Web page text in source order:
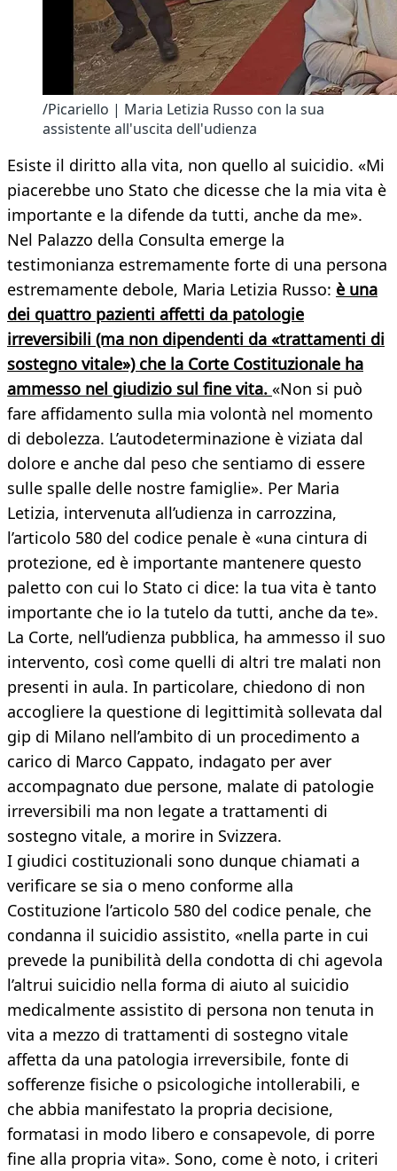
/Picariello | Maria Letizia Russo con la sua
assistente all'uscita dell'udienza
Esiste il diritto alla vita, non quello al suicidio. «Mi
piacerebbe uno Stato che dicesse che la mia vita è
importante e la difende da tutti, anche da me».
Nel Palazzo della Consulta emerge la
testimonianza estremamente forte di una persona
estremamente debole, Maria Letizia Russo: è una
dei quattro pazienti affetti da patologie
irreversibili (ma non dipendenti da «trattamenti di
sostegno vitale») che la Corte Costituzionale ha
ammesso nel giudizio sul fine vita. «Non si può
fare affidamento sulla mia volontà nel momento
di debolezza. L’autodeterminazione è viziata dal
dolore e anche dal peso che sentiamo di essere
sulle spalle delle nostre famiglie». Per Maria
Letizia, intervenuta all’udienza in carrozzina,
l’articolo 580 del codice penale è «una cintura di
protezione, ed è importante mantenere questo
paletto con cui lo Stato ci dice: la tua vita è tanto
importante che io la tutelo da tutti, anche da te».
La Corte, nell’udienza pubblica, ha ammesso il suo
intervento, così come quelli di altri tre malati non
presenti in aula. In particolare, chiedono di non
accogliere la questione di legittimità sollevata dal
gip di Milano nell’ambito di un procedimento a
carico di Marco Cappato, indagato per aver
accompagnato due persone, malate di patologie
irreversibili ma non legate a trattamenti di
sostegno vitale, a morire in Svizzera.
I giudici costituzionali sono dunque chiamati a
verificare se sia o meno conforme alla
Costituzione l’articolo 580 del codice penale, che
condanna il suicidio assistito, «nella parte in cui
prevede la punibilità della condotta di chi agevola
l’altrui suicidio nella forma di aiuto al suicidio
medicalmente assistito di persona non tenuta in
vita a mezzo di trattamenti di sostegno vitale
affetta da una patologia irreversibile, fonte di
sofferenze fisiche o psicologiche intollerabili, e
che abbia manifestato la propria decisione,
formatasi in modo libero e consapevole, di porre
fine alla propria vita». Sono, come è noto, i criteri